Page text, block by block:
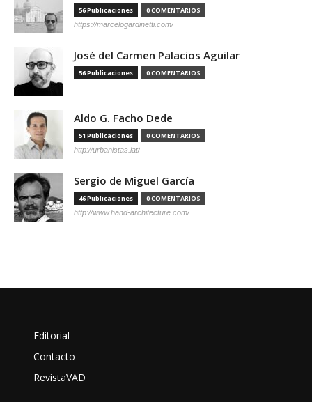
56 Publicaciones 0 COMENTARIOS
https://marcelogardinetti.com/
José del Carmen Palacios Aguilar
56 Publicaciones 0 COMENTARIOS
Aldo G. Facho Dede
51 Publicaciones 0 COMENTARIOS
http://urbanistas.lat/
Sergio de Miguel García
46 Publicaciones 0 COMENTARIOS
http://www.hand-architecture.com/
Editorial
Contacto
RevistaVAD